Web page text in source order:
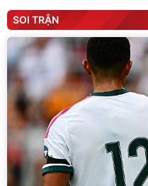
SOI TRẬN